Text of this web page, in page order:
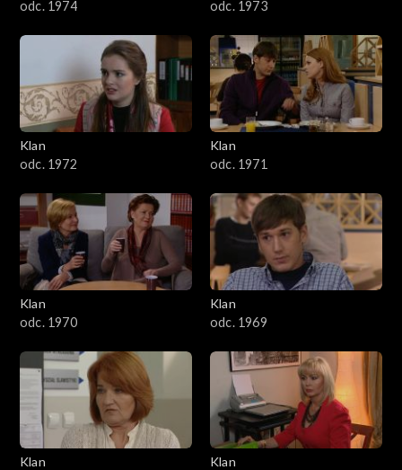
odc. 1974 odc. 1973
Klan
odc. 1972
Klan
odc. 1971
Klan
odc. 1970
Klan
odc. 1969
Klan
Klan